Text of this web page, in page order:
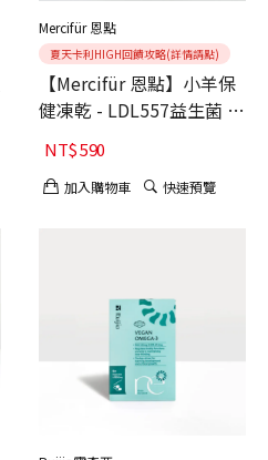
Mercifür 恩點
夏天卡利HIGH回饋攻略(詳情請點)
【Mercifür 恩點】小羊保
健凍乾 - LDL557益生菌 關
節保養 (犬貓適用)
NT$590
加入購物車 快速預覽